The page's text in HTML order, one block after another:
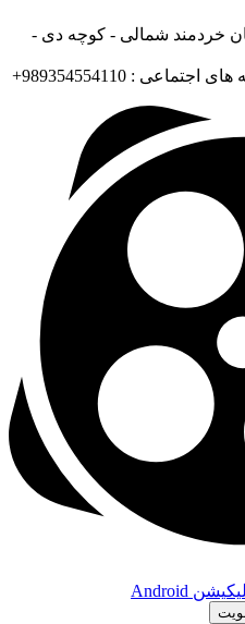
خردمند شمالی - کوچه دی -
Android